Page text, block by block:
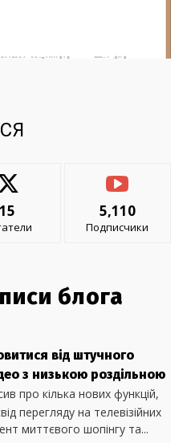
15 5,110
Подписчики
блога
від штучного
з низькою роздільною
про кілька нових функцій,
перегляду на телевізійних
миттєвого шопінгу та...